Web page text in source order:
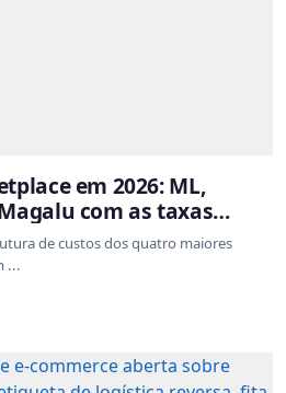
em 2026: ML,
com as taxas
de custos dos quatro maiores
...